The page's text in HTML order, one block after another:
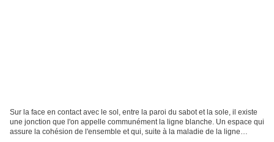
Sur la face en contact avec le sol, entre la paroi du sabot et la sole, il existe
une jonction que l'on appelle communément la ligne blanche. Un espace qui
assure la cohésion de l'ensemble et qui, suite à la maladie de la ligne